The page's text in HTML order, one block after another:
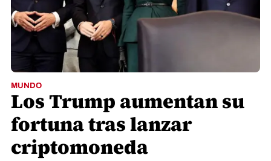
MUNDO
Los Trump aumentan su
fortuna tras lanzar
criptomoneda